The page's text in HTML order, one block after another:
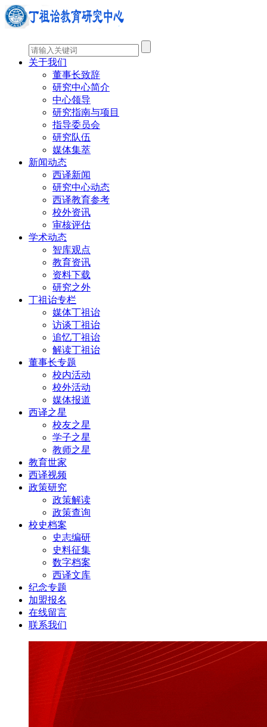
关于我们
董事长致辞
研究中心简介
中心领导
研究指南与项目
指导委员会
研究队伍
媒体集萃
新闻动态
西译新闻
研究中心动态
西译教育参考
校外资讯
审核评估
学术动态
智库观点
教育资讯
资料下载
研究之外
丁祖诒专栏
媒体丁祖诒
访谈丁祖诒
追忆丁祖诒
解读丁祖诒
董事长专题
校内活动
校外活动
媒体报道
西译之星
校友之星
学子之星
教师之星
教育世家
西译视频
政策研究
政策解读
政策查询
校史档案
史志编研
史料征集
数字档案
西译文库
纪念专题
加盟报名
在线留言
联系我们